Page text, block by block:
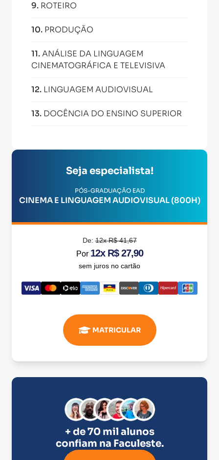
9. ROTEIRO
10. PRODUÇÃO
11.ANÁLISE DA LINGUAGEM
CINEMATOGRÁFICA E TELEVISIVA
12. LINGUAGEM AUDIOVISUAL
13. DOCÊNCIA DO ENSINO SUPERIOR
Seja especialista!
PÓS-GRADUAÇÃO EAD
CINEMA E LINGUAGEM AUDIOVISUAL (800H)
De:12x R$ 41,67
Por 12x R$ 27,90
sem juros no cartão
MATRICULAR
+ de 70 mil alunos
confiam na Faculeste.